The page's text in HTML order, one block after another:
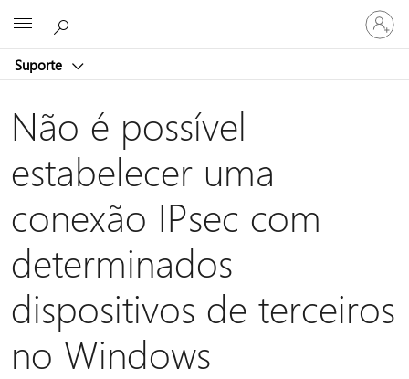
Suporte
Entre
em
sua
Não é possível
estabelecer uma
conexão IPsec com
determinados
dispositivos de terceiros
no Windows